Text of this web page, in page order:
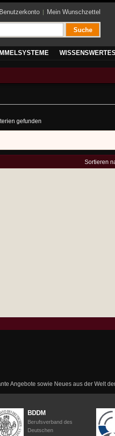
Mein Wunschzettel
Suche
WISSENSWERTES
gefunden
Sortieren
Angebote sowie Neues aus der Welt
BDDM
Berufsverband des
Deutschen